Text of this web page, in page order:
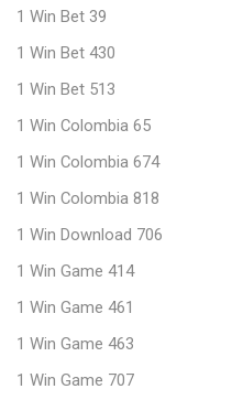
1 Win Bet 39
1 Win Bet 430
1 Win Bet 513
1 Win Colombia 65
1 Win Colombia 674
1 Win Colombia 818
1 Win Download 706
1 Win Game 414
1 Win Game 461
1 Win Game 463
1 Win Game 707